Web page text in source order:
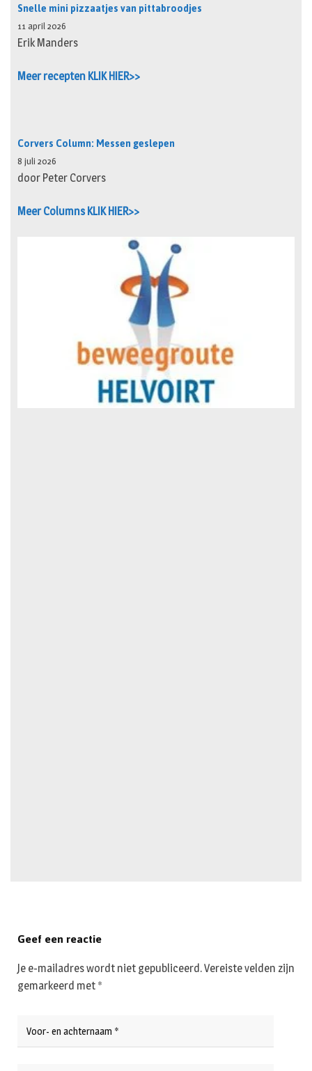
Snelle mini pizzaatjes van pittabroodjes
11 april 2026
Erik Manders
Meer recepten KLIK HIER>>
Corvers Column: Messen geslepen
8 juli 2026
door Peter Corvers
Meer Columns KLIK HIER>>
Geef een reactie
Je e-mailadres wordt niet gepubliceerd.Vereiste velden zijn
gemarkeerd met *